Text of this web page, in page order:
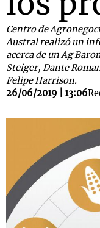
Centro de
Austral realizó un
acerca de un Ag
Steiger, Dante
Felipe Harrison.
26/06/2019 | 13:06